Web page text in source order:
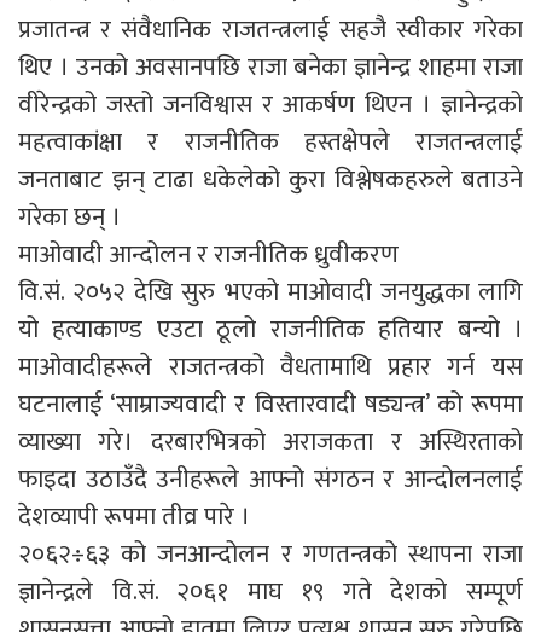
प्रजातन्त्र र संवैधानिक राजतन्त्रलाई सहजै स्वीकार गरेका
थिए । उनको अवसानपछि राजा बनेका ज्ञानेन्द्र शाहमा राजा
वीरेन्द्रको जस्तो जनविश्वास र आकर्षण थिएन । ज्ञानेन्द्रको
महत्वाकांक्षा र राजनीतिक हस्तक्षेपले राजतन्त्रलाई
जनताबाट झन् टाढा धकेलेको कुरा विश्लेषकहरुले बताउने
गरेका छन् ।
माओवादी आन्दोलन र राजनीतिक ध्रुवीकरण
वि.सं. २०५२ देखि सुरु भएको माओवादी जनयुद्धका लागि
यो हत्याकाण्ड एउटा ठूलो राजनीतिक हतियार बन्यो ।
माओवादीहरूले राजतन्त्रको वैधतामाथि प्रहार गर्न यस
घटनालाई ‘साम्राज्यवादी र विस्तारवादी षड्यन्त्र’ को रूपमा
व्याख्या गरे। दरबारभित्रको अराजकता र अस्थिरताको
फाइदा उठाउँदै उनीहरूले आफ्नो संगठन र आन्दोलनलाई
देशव्यापी रूपमा तीव्र पारे ।
२०६२÷६३ को जनआन्दोलन र गणतन्त्रको स्थापना राजा
ज्ञानेन्द्रले वि.सं. २०६१ माघ १९ गते देशको सम्पूर्ण